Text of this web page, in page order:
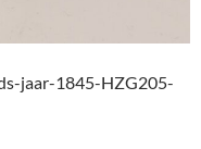
jaar-1845-HZG205-